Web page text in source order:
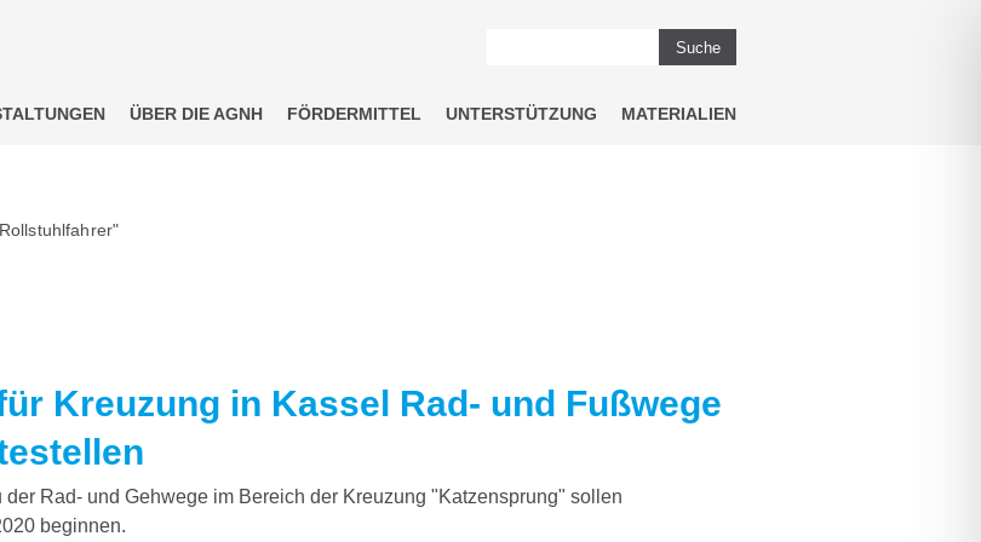
Suche
ÜBER DIE AGNH FÖRDERMITTEL UNTERSTÜTZUNG MATERIALIEN
Kreuzung in Kassel Rad- und Fußwege
der Rad- und Gehwege im Bereich der Kreuzung "Katzensprung" sollen
beginnen.